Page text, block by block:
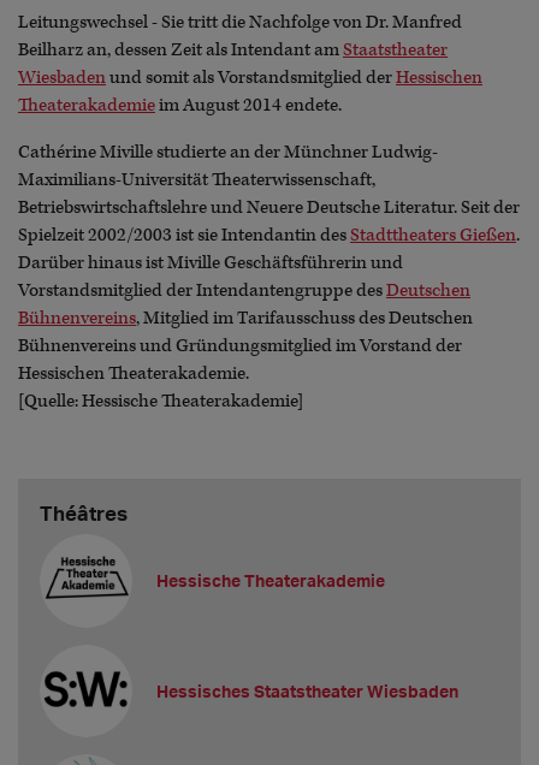
Leitungswechsel - Sie tritt die Nachfolge von Dr. Manfred
Beilharz an, dessen Zeit als Intendant amStaatstheater
Wiesbadenund somit als Vorstandsmitglied derHessischen
Theaterakademieim August 2014 endete.
Cathérine Miville studierte an der Münchner Ludwig-
Maximilians-Universität Theaterwissenschaft,
Betriebswirtschaftslehre und Neuere Deutsche Literatur. Seit der
Spielzeit 2002/2003 ist sie Intendantin desStadttheaters Gießen.
Darüber hinaus ist Miville Geschäftsführerin und
Vorstandsmitglied der Intendantengruppe desDeutschen
Bühnenvereins, Mitglied im Tarifausschuss des Deutschen
Bühnenvereins und Gründungsmitglied im Vorstand der
Hessischen Theaterakademie.
[Quelle: Hessische Theaterakademie]
Théâtres
Hessische Theaterakademie
Hessisches Staatstheater Wiesbaden